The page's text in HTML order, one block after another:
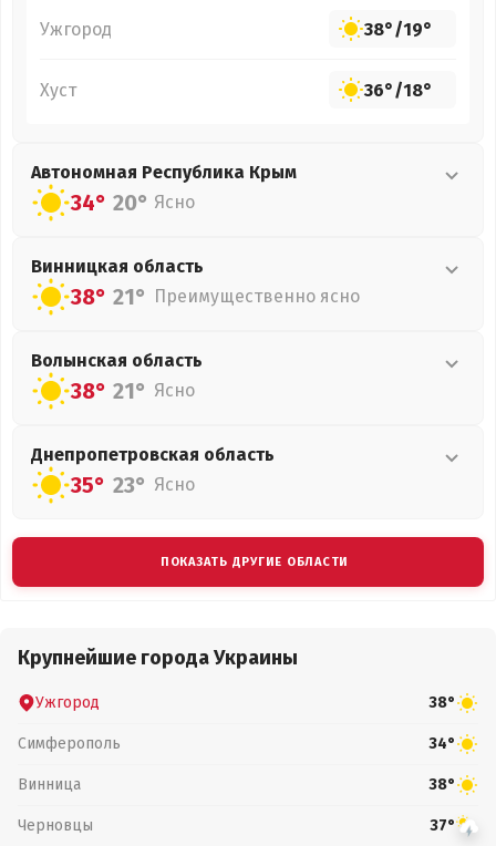
Ужгород 38°/19°
Хуст 36°/18°
Автономная Республика Крым
34° 20° Ясно
Винницкая область
38° 21° Преимущественно ясно
Волынская область
38° 21° Ясно
Днепропетровская область
35° 23° Ясно
ПОКАЗАТЬ ДРУГИЕ ОБЛАСТИ
Крупнейшие города Украины
Ужгород 38°
Симферополь 34°
Винница 38°
Черновцы 37°